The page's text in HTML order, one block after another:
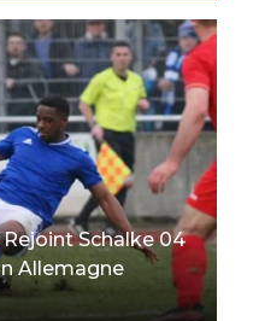
Schalke 04
Allemagne